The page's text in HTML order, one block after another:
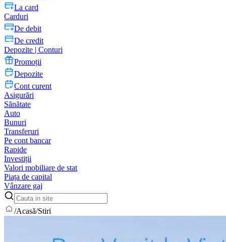
La card
Carduri
De debit
De credit
Depozite | Conturi
Promoții
Depozite
Cont curent
Asigurări
Sănătate
Auto
Bunuri
Transferuri
Pe cont bancar
Rapide
Investiții
Valori mobiliare de stat
Piața de capital
Vânzare gaj
/Acasă/Stiri